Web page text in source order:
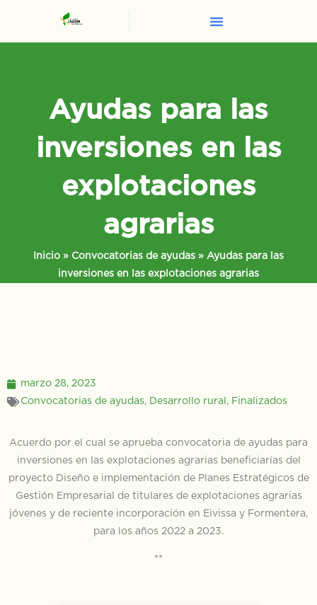
Ayudas para las
inversiones en las
explotaciones
agrarias
Inicio » Convocatorias de ayudas » Ayudas para las
inversiones en las explotaciones agrarias
marzo 28, 2023
Convocatorias de ayudas, Desarrollo rural , Finalizados
Acuerdo por el cual se aprueba convocatoria de ayudas para
inversiones en las explotaciones agrarias beneficiarías del
proyecto Diseño e implementación de Planes Estratégicos de
Gestión Empresarial de titulares de explotaciones agrarias
jóvenes y de reciente incorporación en Eivissa y Formentera,
para los años 2022 a 2023.
**